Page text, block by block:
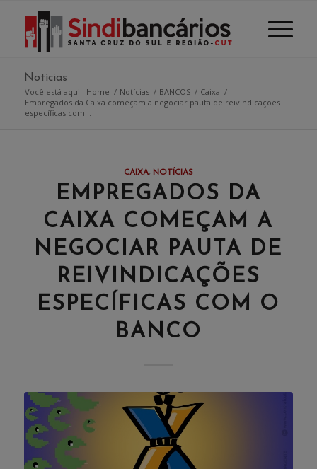
Notícias
Você está aqui: Home / Notícias / BANCOS / Caixa /
Empregados da Caixa começam a negociar pauta de reivindicações
específicas com...
CAIXA, NOTÍCIAS
EMPREGADOS DA
CAIXA COMEÇAM A
NEGOCIAR PAUTA DE
REIVINDICAÇÕES
ESPECÍFICAS COM O
BANCO